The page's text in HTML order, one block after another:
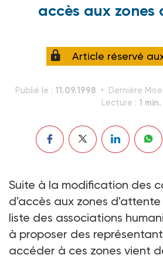
accès aux
Article réservé
Publié le : 11.09.1998 Dernière
Lecture : 1 min.
Suite à la modification des
d'accès aux zones d'attente
liste des associations
à proposer des
accéder à ces zones vient